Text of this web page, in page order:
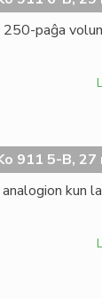
250-paĝa
911 5-B, 27
kun la